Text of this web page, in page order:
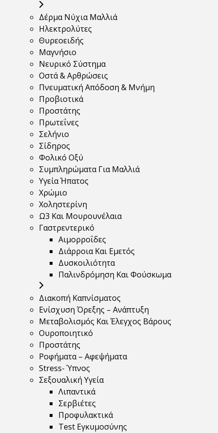
Δέρμα Νύχια Μαλλιά
Ηλεκτρολύτες
Θυρεοειδής
Μαγνήσιο
Νευρικό Σύστημα
Οστά & Αρθρώσεις
Πνευματική Απόδοση & Μνήμη
Προβιοτικά
Προστάτης
Πρωτεΐνες
Σελήνιο
Σίδηρος
Φολικό Οξύ
Συμπληρώματα Για Μαλλιά
Υγεία Ήπατος
Χρώμιο
Χοληστερίνη
Ω3 Και Μουρουνέλαια
Γαστρεντερικό
Αιμορροΐδες
Διάρροια Και Εμετός
Δυσκοιλιότητα
Παλινδρόμηση Και Φούσκωμα
Διακοπή Καπνίσματος
Ενίσχυση Όρεξης – Ανάπτυξη
Μεταβολισμός Και Έλεγχος Βάρους
Ουροποιητικό
Προστάτης
Ροφήματα – Αφεψήματα
Stress- Ύπνος
Σεξουαλική Υγεία
Λιπαντικά
Σερβιέτες
Προφυλακτικά
Test Εγκυμοσύνης